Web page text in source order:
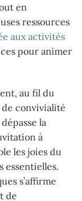
en
ressources
aux activités
pour animer
au fil du
convivialité
la
à
les joies du
essentielles.
s’affirme
de